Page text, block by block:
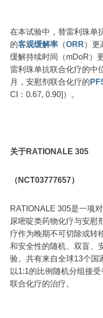
在本试验中，替雷利珠单
的客观缓解率 （ORR）更
缓解持续时间（mDoR）
雷利珠单抗联合化疗的中
月，安慰剂联合化疗的
CI：0.67, 0.90]）。
关于RATIONALE 305
（NCT03777657）
RATIONALE 305是一项
尿嘧啶类药物化疗与安慰
疗作为晚期不可切除或转
和安全性的随机、双盲、
验。共有来自全球13个国
以1:1的比例随机分组接
联合化疗的治疗。